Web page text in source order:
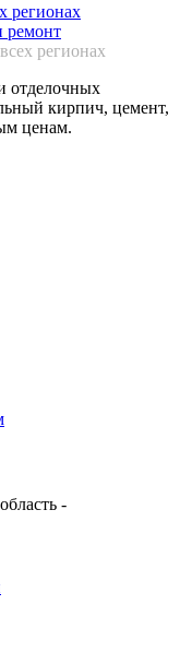
регионах
ремонт
регионах
отделочных
кирпич, цемент,
ценам.
-